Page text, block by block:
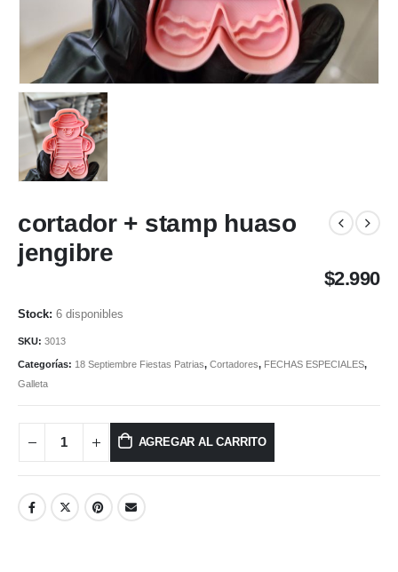
cortador + stamp huaso
jengibre
$2.990
6 disponibles
SKU: 3013
Categorías: 18 Septiembre Fiestas Patrias, Cortadores, FECHAS ESPECIALES,
Galleta
AGREGAR AL CARRITO